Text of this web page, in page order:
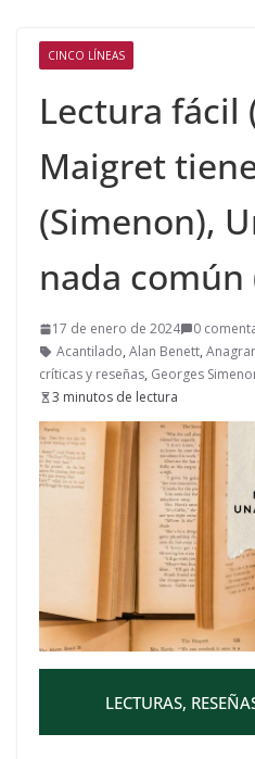
CINCO LÍNEAS
Lectura fácil
Maigret
(Simenon),
nada común
17 de enero de 2024
0
Acantilado, Alan Benett,
críticas y reseñas, Georges
3 minutos de lectura
LECTURAS,